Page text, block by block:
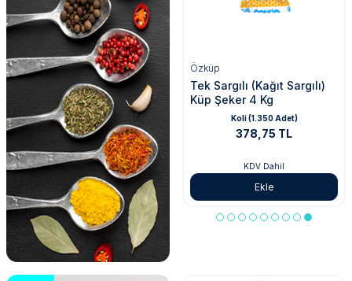
Özalp Ambalaj
Tek Kullanımlık Paket
Servis Pulbiber 1 gr
Koli (1.000 Adet)
454,50 TL
KDV Dahil
Ekle